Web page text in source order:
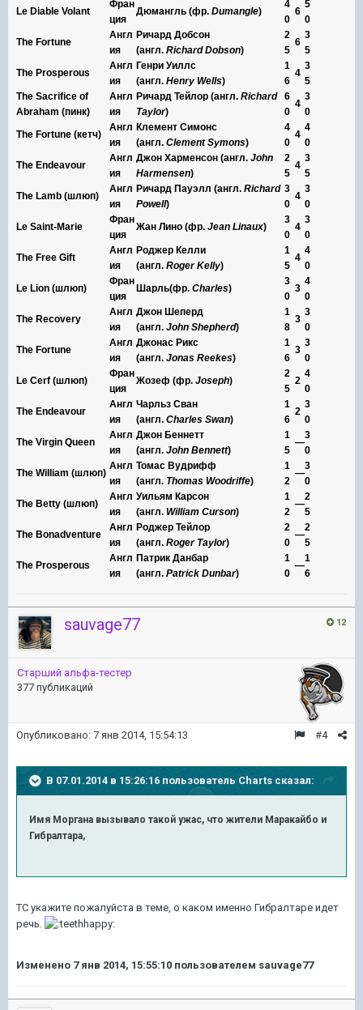
Le Diable Volant
Фран
ция
Дюмангль (фр. Dumangle)
4
0
6
5
0
The Fortune
Англ
ия
Ричард Добсон
(англ. RichardDobson)
2
5
6
3
5
The Prosperous
Англ
ия
Генри Уиллс
(англ. Henry Wells)
1
6
4
3
5
The Sacrifice of
Abraham (пинк)
Англ
ия
Ричард Тейлор (англ. Richard
Taylor)
6
0
4
3
0
The Fortune (кетч)
Англ
ия
Клемент Симонс
(англ. ClementSymons)
4
0
4
4
0
The Endeavour
Англ
ия
Джон Харменсон (англ. John
Harmensen)
2
5
4
3
5
The Lamb (шлюп)
Англ
ия
Ричард Пауэлл (англ. Richard
Powell)
3
0
4
3
0
Le Saint-Marie
Фран
ция
Жан Лино (фр. Jean Linaux)
3
0
4
3
0
The Free Gift
Англ
ия
Роджер Келли
(англ. RogerKelly)
1
5
4
4
0
Le Lion (шлюп)
Фран
ция
Шарль(фр. Charles)
3
0
3
4
0
The Recovery
Англ
ия
Джон Шеперд
(англ. John Shepherd)
1
8
3
3
0
The Fortune
Англ
ия
Джонас Рикс
(англ. Jonas Reekes)
1
6
3
3
0
Le Cerf (шлюп)
Фран
ция
Жозеф (фр. Joseph)
2
5
2
4
0
The Endeavour
Англ
ия
Чарльз Сван
(англ. Charles Swan)
1
6
2
3
0
The Virgin Queen
Англ
ия
Джон Беннетт
(англ. John Bennett)
1
5
—
3
0
The William (шлюп)
Англ
ия
Томас Вудрифф
(англ. Thomas Woodriffe)
1
2
—
3
0
The Betty (шлюп)
Англ
ия
Уильям Карсон
(англ. William Curson)
1
2
—
2
5
The Bonadventure
Англ
ия
Роджер Тейлор
(англ. Roger Taylor)
2
0
—
2
5
The Prosperous
Англ
ия
Патрик Данбар
(англ. Patrick Dunbar)
1
0
—
1
6
12
sauvage77
Старший альфа-тестер
377 публикаций
#4
Опубликовано: 7 янв 2014, 15:54:13
В 07.01.2014 в 15:26:16 пользователь Charts сказал:
Имя Моргана вызывало такой ужас, что жители Маракайбо и
Гибралтара,
ТС укажите пожалуйста в теме, о каком именно Гибралтаре идет
речь.
Изменено 7 янв 2014, 15:55:10 пользователем sauvage77